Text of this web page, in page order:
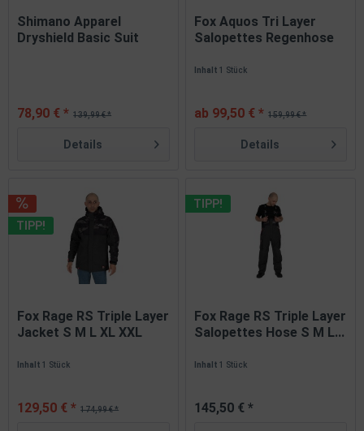
Shimano Apparel
Dryshield Basic Suit
139,99 € *
78,90 € *
Details
Fox Aquos Tri Layer
Salopettes Regenhose
Inhalt1 Stück
159,99 € *
ab 99,50 € *
Details
TIPP!
Fox Rage RS Triple Layer
Jacket S M L XL XXL
Inhalt1 Stück
174,99 € *
129,50 € *
TIPP!
Fox Rage RS Triple Layer
Salopettes Hose S M L...
Inhalt1 Stück
145,50 € *